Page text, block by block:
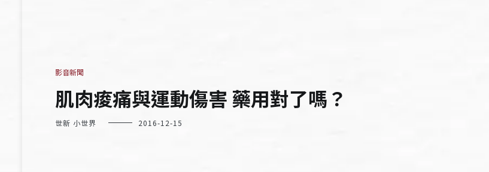
影音新聞
肌肉痠痛與運動傷害 藥用對了嗎？
世新 小世界 2016-12-15